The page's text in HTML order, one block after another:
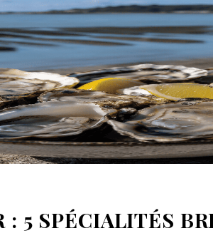
: 5 SPÉCIALITÉS